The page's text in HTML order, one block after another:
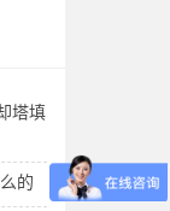
塔填
的